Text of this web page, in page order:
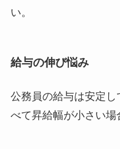
い。
給与の伸び悩み
公務員の給与は安定
べて昇給幅が小さい場